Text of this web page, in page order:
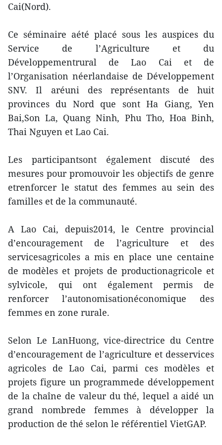
Cai(Nord).
Ce séminaire aété placé sous les auspices du
Service de l’Agriculture et du
Développementrural de Lao Cai et de
l’Organisation néerlandaise de Développement
SNV. Il aréuni des représentants de huit
provinces du Nord que sont Ha Giang, Yen
Bai,Son La, Quang Ninh, Phu Tho, Hoa Binh,
Thai Nguyen et Lao Cai.
Les participantsont également discuté des
mesures pour promouvoir les objectifs de genre
etrenforcer le statut des femmes au sein des
familles et de la communauté.
A Lao Cai, depuis2014, le Centre provincial
d’encouragement de l’agriculture et des
servicesagricoles a mis en place une centaine
de modèles et projets de productionagricole et
sylvicole, qui ont également permis de
renforcer l’autonomisationéconomique des
femmes en zone rurale.
Selon Le LanHuong, vice-directrice du Centre
d’encouragement de l’agriculture et desservices
agricoles de Lao Cai, parmi ces modèles et
projets figure un programmede développement
de la chaîne de valeur du thé, lequel a aidé un
grand nombrede femmes à développer la
production de thé selon le référentiel VietGAP.